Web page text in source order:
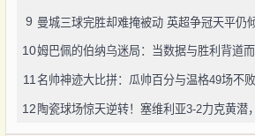
9 曼城三球完胜却难掩被动 英超争冠天平仍
10姆巴佩的伯纳乌迷局：当数据与胜利背道
11 名帅神迹大比拼：瓜帅百分与温格49场不
12 陶瓷球场惊天逆转！塞维利亚3-2力克黄潜